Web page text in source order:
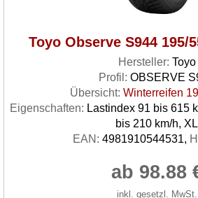
Toyo Observe S944 195/
Hersteller: Toyo
Profil: OBSERVE
Übersicht: Winterreifen
Eigenschaften: Lastindex 91 bis 615
bis 210 km/h, XL
EAN: 4981910544531,
ab 98.88
inkl. gesetzl. MwSt.